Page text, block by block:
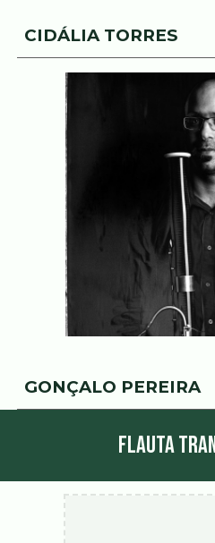
CIDÁLIA TORRES
GONÇALO PEREIRA
FLAUTA